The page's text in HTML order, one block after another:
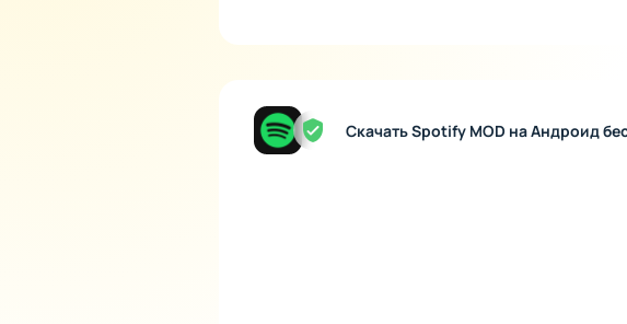
Интеграцию с социальными сетями для
Spotify продолжает развиваться,
дополнительных функций - афиша
Скачать Spotify MOD на Андроид